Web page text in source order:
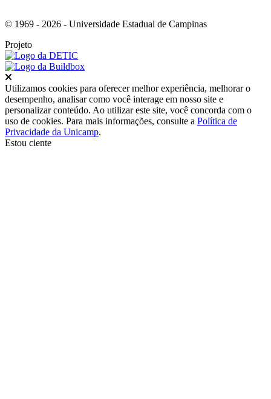
© 1969 - 2026 - Universidade Estadual de Campinas
Projeto
Utilizamos cookies para oferecer melhor experiência, melhorar o
desempenho, analisar como você interage em nosso site e
personalizar conteúdo. Ao utilizar este site, você concorda com o
uso de cookies. Para mais informações, consulte a Política de
Privacidade da Unicamp.
Estou ciente